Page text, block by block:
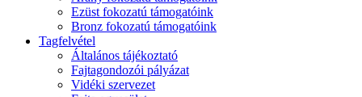
Ezüst fokozatú támogatóink
Bronz fokozatú támogatóink
Tagfelvétel
Általános tájékoztató
Fajtagondozói pályázat
Vidéki szervezet